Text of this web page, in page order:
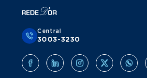
Central
3003-3230